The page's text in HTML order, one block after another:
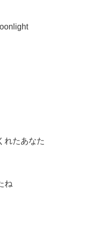
れたあなた
ね